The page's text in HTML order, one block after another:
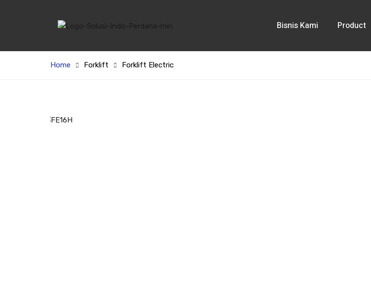
Bisnis Kami Product
Home Forklift Forklift Electric